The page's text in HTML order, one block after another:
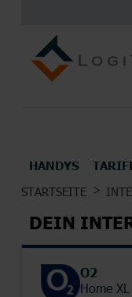
HANDYS
ALLE
TOP
UNSERE
PRÄMIEN
UNSERE
STARTSEITE
DEIN
O2
Home